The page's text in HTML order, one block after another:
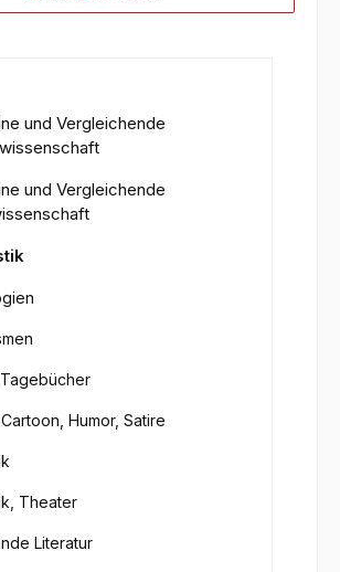
und Vergleichende
und Vergleichende
Humor, Satire
Theater
Literatur